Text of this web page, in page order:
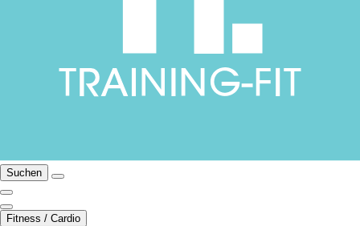
Suchen
Fitness / Cardio